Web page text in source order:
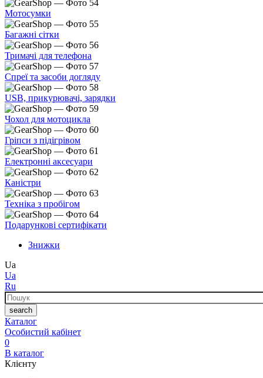
Мотосумки
Багажні сітки
Тримачі для телефона
Спреї та засоби догляду
USB, прикурювачі, зарядки
Чохол для мотоцикла
Гріпси з підігрівом
Електронні аксесуари
Каністри
Техніка з пробігом
Подарункові сертифікати
Знижки
Ua
Ua
Ru
Пошук
search
Каталог
Особистий кабінет
0
В каталог
Клієнту